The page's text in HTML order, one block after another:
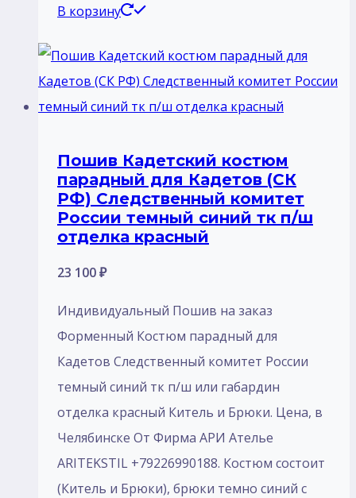
В корзину
Пошив Кадетский костюм
парадный для Кадетов (СК
РФ) Следственный комитет
России темный синий тк п/ш
отделка красный
23 100₽
Индивидуальный Пошив на заказ
Форменный Костюм парадный для
Кадетов Следственный комитет России
темный синий тк п/ш или габардин
отделка красный Китель и Брюки. Цена, в
Челябинске От Фирма АРИ Ателье
ARITEKSTIL +79226990188. Костюм состоит
(Китель и Брюки), брюки темно синий с